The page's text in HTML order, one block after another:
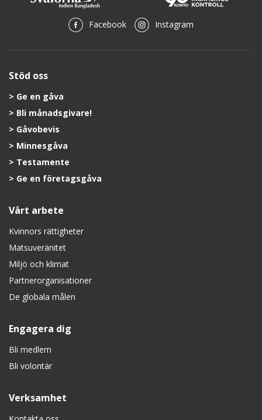
Facebook Instagram
Stöd oss
Ge en gåva
Bli månadsgivare!
Gåvobevis
Minnesgåva
Testamente
Ge en företagsgåva
Vårt arbete
Kvinnors rättigheter
Matsuveränitet
Miljö och klimat
Partnerorganisationer
De globala målen
Engagera dig
Bli medlem
Bli volontär
Verksamhet